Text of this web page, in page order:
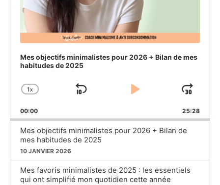
Mes objectifs minimalistes pour 2026 + Bilan de mes
habitudes de 2025
CHANGE
RATE
1X
SKIP
PLAY
PAUSE
00:00 25:28
Mes objectifs minimalistes pour 2026 + Bilan de
mes habitudes de 2025
10 JANVIER 2026
Mes favoris minimalistes de 2025 : les essentiels
qui ont simplifié mon quotidien cette année